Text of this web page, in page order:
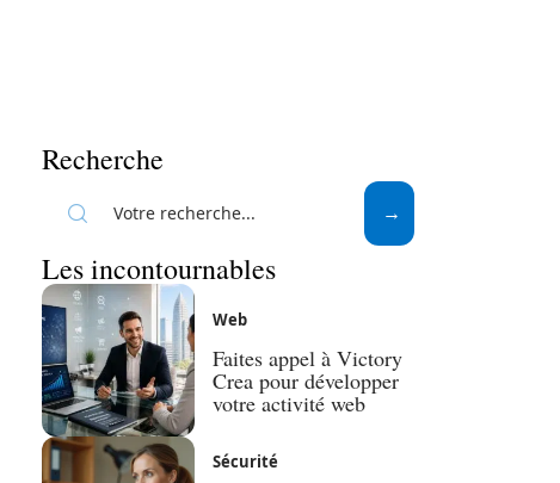
Recherche
Les incontournables
Web
Faites appel à Victory
Crea pour développer
votre activité web
Sécurité